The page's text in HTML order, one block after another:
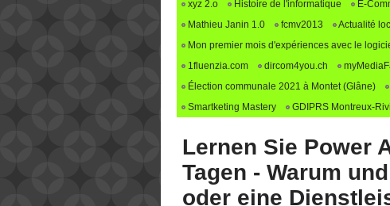
xyz 2.o
Histoire de l'informatique E-
Mathieu Janin 1.0
fcmv2013
Actualité
Mon premier mois d'expériences avec le
1fluenzia.com
dircom4you.ch
Élection communale 2021 à Montet (Glâne)
Smartketing Mastery
GDIPRS Montreux-
Lernen Sie Power
Tagen - Warum
oder eine